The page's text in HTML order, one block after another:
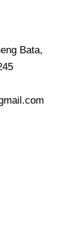
Bata,